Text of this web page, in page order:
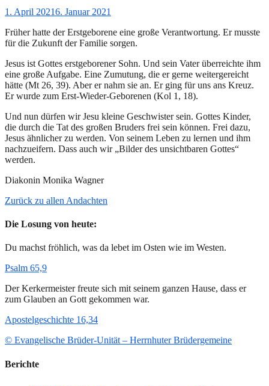
Gepostet
1. April 20216. Januar 2021
Früher hatte der Erstgeborene eine große Verantwortung. Er musste
für die Zukunft der Familie sorgen.
Jesus ist Gottes erstgeborener Sohn. Und sein Vater überreichte ihm
eine große Aufgabe. Eine Zumutung, die er gerne weitergereicht
hätte (Mt 26, 39). Aber er nahm sie an. Er ging für uns ans Kreuz.
Er wurde zum Erst-Wieder-Geborenen (Kol 1, 18).
Und nun dürfen wir Jesu kleine Geschwister sein. Gottes Kinder,
die durch die Tat des großen Bruders frei sein können. Frei dazu,
Jesus ähnlicher zu werden. Von seinem Leben zu lernen und ihm
nachzueifern. Dass auch wir „Bilder des unsichtbaren Gottes“
werden.
Diakonin Monika Wagner
Zurück zu allen Andachten
Die Losung von heute:
Du machst fröhlich, was da lebet im Osten wie im Westen.
Psalm 65,9
Der Kerkermeister freute sich mit seinem ganzen Hause, dass er
zum Glauben an Gott gekommen war.
Apostelgeschichte 16,34
© Evangelische Brüder-Unität – Herrnhuter Brüdergemeine
Berichte